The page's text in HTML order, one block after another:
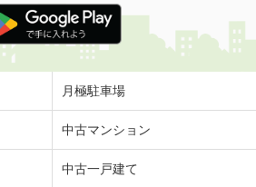
月極駐車場
中古マンション
中古一戸建て